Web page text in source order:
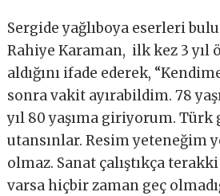
Sergide yağlıboya eserleri
Rahiye Karaman, ilk kez 3 yıl
aldığını ifade ederek,
sonra vakit ayırabildim. 78
yıl 80 yaşıma giriyorum. Türk
utansınlar. Resim yeteneğim
olmaz. Sanat çalıştıkça
varsa hiçbir zaman geç